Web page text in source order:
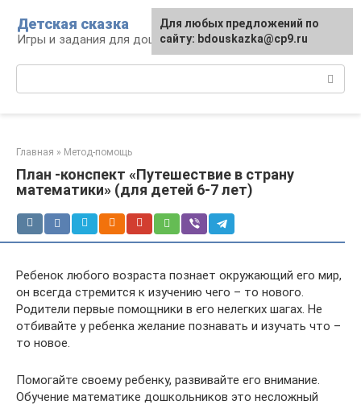
контенту
Детская сказка
Игры и задания для дошкольников
Главная » Метод-помощь
План -конспект «Путешествие в страну
математики» (для детей 6-7 лет)
Ребенок любого возраста познает окружающий его мир,
он всегда стремится к изучению чего – то нового.
Родители первые помощники в его нелегких шагах. Не
отбивайте у ребенка желание познавать и изучать что –
то новое.
Помогайте своему ребенку, развивайте его внимание.
Обучение математике дошкольников это несложный
Для любых предложений по
сайту: bdouskazka@cp9.ru